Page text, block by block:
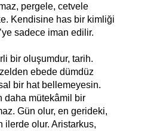
pergele, cetvele
Kendisine has bir kimliği
sadece iman edilir.
bir oluşumdur, tarih.
ebede dümdüz
bir hat bellemeyesin.
daha mütekâmil bir
Gün olur, en gerideki,
ilerde olur. Aristarkus,